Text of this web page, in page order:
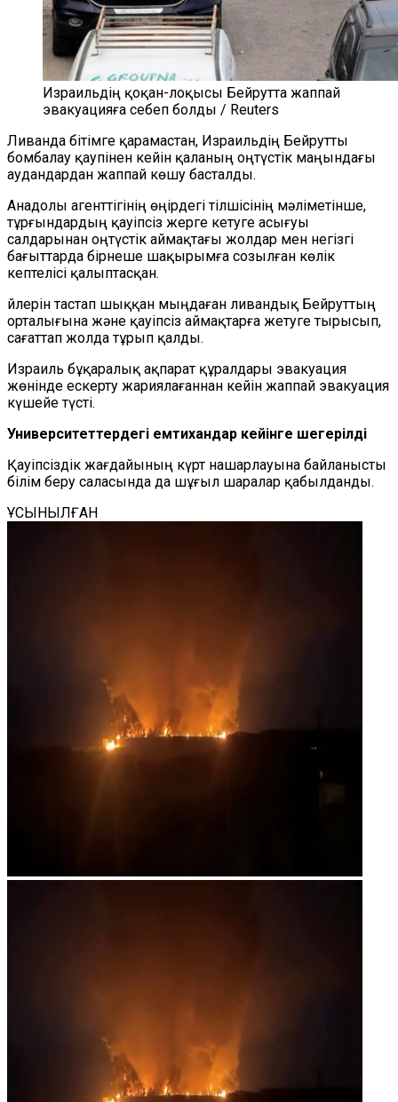
Израильдің қоқан-лоқысы Бейрутта жаппай
эвакуацияға себеп болды / Reuters
Ливанда бітімге қарамастан, Израильдің Бейрутты
бомбалау қаупінен кейін қаланың оңтүстік маңындағы
аудандардан жаппай көшу басталды.
Анадолы агенттігінің өңірдегі тілшісінің мәліметінше,
тұрғындардың қауіпсіз жерге кетуге асығуы
салдарынан оңтүстік аймақтағы жолдар мен негізгі
бағыттарда бірнеше шақырымға созылған көлік
кептелісі қалыптасқан.
Үйлерін тастап шыққан мыңдаған ливандық Бейруттың
орталығына және қауіпсіз аймақтарға жетуге тырысып,
сағаттап жолда тұрып қалды.
Израиль бұқаралық ақпарат құралдары эвакуация
жөнінде ескерту жариялағаннан кейін жаппай эвакуация
күшейе түсті.
Университеттердегі емтихандар кейінге шегерілді
Қауіпсіздік жағдайының күрт нашарлауына байланысты
білім беру саласында да шұғыл шаралар қабылданды.
ҰСЫНЫЛҒАН